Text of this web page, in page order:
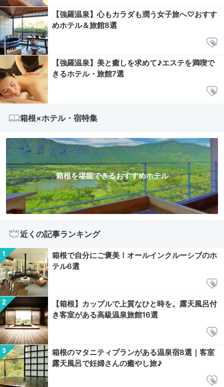
【強羅温泉】心もカラダも潤う女子旅へ♡おすす
めホテル＆旅館8選
【強羅温泉】美と癒しを求めて♪エステを満喫で
きるホテル・旅館7選
箱根×ホテル・宿特集
箱根を堪能できるおすすめホテル
近くの記事ランキング
箱根で自分にご褒美！オールインクルーシブのホ
テル6選
【箱根】カップルで上質なひと時を。露天風呂付
き客室がある高級温泉旅館16選
箱根のマタニティプランがある温泉宿8選｜客室
露天風呂で妊婦さんの癒やし旅♪